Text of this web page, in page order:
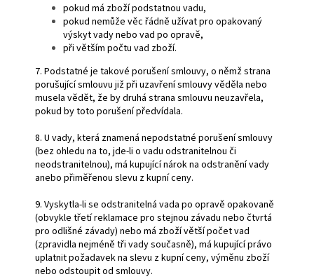
pokud má zboží podstatnou vadu,
pokud nemůže věc řádně užívat pro opakovaný
výskyt vady nebo vad po opravě,
při větším počtu vad zboží.
7. Podstatné je takové porušení smlouvy, o němž strana
porušující smlouvu již při uzavření smlouvy věděla nebo
musela vědět, že by druhá strana smlouvu neuzavřela,
pokud by toto porušení předvídala.
8. U vady, která znamená nepodstatné porušení smlouvy
(bez ohledu na to, jde-li o vadu odstranitelnou či
neodstranitelnou), má kupující nárok na odstranění vady
anebo přiměřenou slevu z kupní ceny.
9. Vyskytla-li se odstranitelná vada po opravě opakovaně
(obvykle třetí reklamace pro stejnou závadu nebo čtvrtá
pro odlišné závady) nebo má zboží větší počet vad
(zpravidla nejméně tři vady současně), má kupující právo
uplatnit požadavek na slevu z kupní ceny, výměnu zboží
nebo odstoupit od smlouvy.